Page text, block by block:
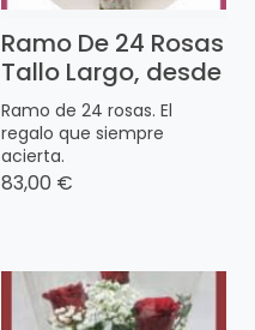
Ramo De 24 Rosas
Tallo Largo, desde
Ramo de 24 rosas. El
regalo que siempre
acierta.
83,00 €